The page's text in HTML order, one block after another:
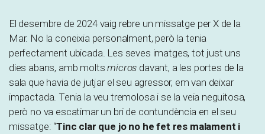
El desembre de 2024 vaig rebre un missatge per X de la
Mar. No la coneixia personalment, però la tenia
perfectament ubicada. Les seves imatges, tot just uns
dies abans, amb moltsmicros davant, a les portes de la
sala que havia de jutjar el seu agressor, em van deixar
impactada. Tenia la veu tremolosa i se la veia neguitosa,
però no va escatimar un bri de contundència en el seu
missatge: “Tinc clar que jo no he fet res malament i